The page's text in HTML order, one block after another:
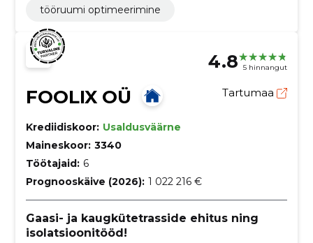
tööruumi optimeerimine
4.8 5 hinnangut
FOOLIX OÜ Tartumaa
Krediidiskoor: Usaldusväärne
Maineskoor: 3340
Töötajaid: 6
Prognooskäive (2026): 1 022 216 €
Gaasi- ja kaugkütetrasside ehitus ning
isolatsioonitööd!